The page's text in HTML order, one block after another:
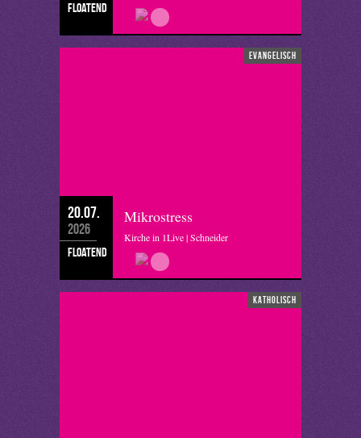
floatend
evangelisch
20.07.
2026
floatend
Mikrostress
Kirche in 1Live | Schneider
katholisch